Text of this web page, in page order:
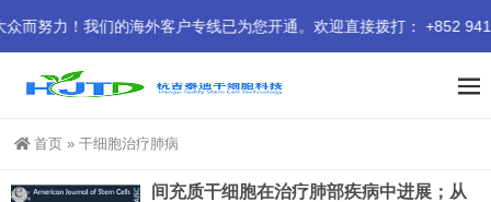
而努力！我们的海外客户专线已为您开通。欢迎直接拨打： +852
首页 » 干细胞治疗肺病
间充质干细胞在治疗肺部疾病中进展；从